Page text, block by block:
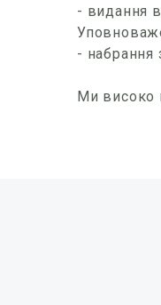
- видання
- набрання
Ми високо